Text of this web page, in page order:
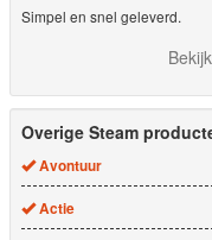
Simpel en snel geleverd.
Overige Steam
Avontuur
Actie